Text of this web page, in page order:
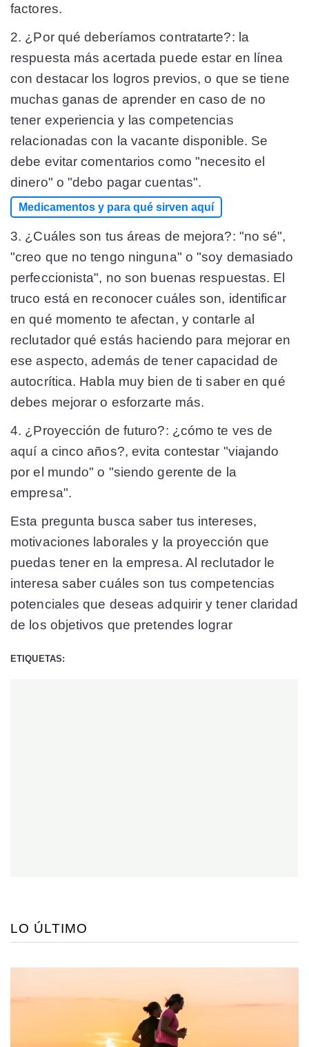
factores.
2. ¿Por qué deberíamos contratarte?: la
respuesta más acertada puede estar en línea
con destacar los logros previos, o que se tiene
muchas ganas de aprender en caso de no
tener experiencia y las competencias
relacionadas con la vacante disponible. Se
debe evitar comentarios como "necesito el
dinero" o "debo pagar cuentas".
Medicamentos y para qué sirven aquí
3. ¿Cuáles son tus áreas de mejora?: "no sé",
"creo que no tengo ninguna" o "soy demasiado
perfeccionista", no son buenas respuestas. El
truco está en reconocer cuáles son, identificar
en qué momento te afectan, y contarle al
reclutador qué estás haciendo para mejorar en
ese aspecto, además de tener capacidad de
autocrítica. Habla muy bien de ti saber en qué
debes mejorar o esforzarte más.
4. ¿Proyección de futuro?: ¿cómo te ves de
aquí a cinco años?, evita contestar "viajando
por el mundo" o "siendo gerente de la
empresa".
Esta pregunta busca saber tus intereses,
motivaciones laborales y la proyección que
puedas tener en la empresa. Al reclutador le
interesa saber cuáles son tus competencias
potenciales que deseas adquirir y tener claridad
de los objetivos que pretendes lograr
ETIQUETAS:
LO ÚLTIMO